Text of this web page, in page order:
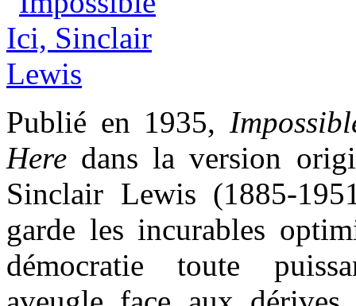
Publié en 1935,
Here dans la version
Sinclair Lewis (1885-
garde les incurables
démocratie toute